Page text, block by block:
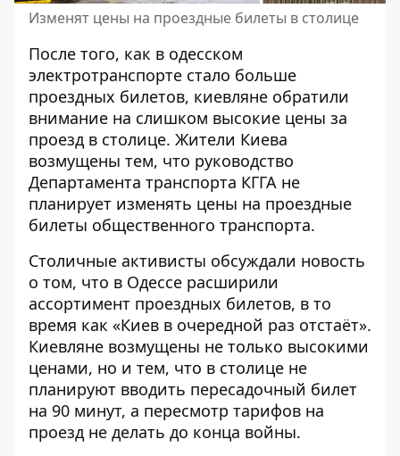
Изменят цены на проездные билеты в столице
После того, как в одесском
электротранспорте стало больше
проездных билетов, киевляне обратили
внимание на слишком высокие цены за
проезд в столице. Жители Киева
возмущены тем, что руководство
Департамента транспорта КГГА не
планирует изменять цены на проездные
билеты общественного транспорта.
Столичные активисты обсуждали новость
о том, что в Одессе расширили
ассортимент проездных билетов, в то
время как «Киев в очередной раз отстаёт».
Киевляне возмущены не только высокими
ценами, но и тем, что в столице не
планируют вводить пересадочный билет
на 90 минут, а пересмотр тарифов на
проезд не делать до конца войны.